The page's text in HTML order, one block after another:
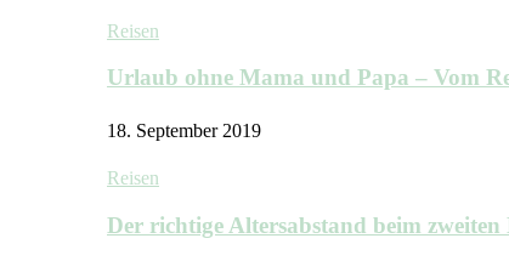
Reisen
Urlaub ohne Mama und Papa – Vom
18. September 2019
Reisen
Der richtige Altersabstand beim